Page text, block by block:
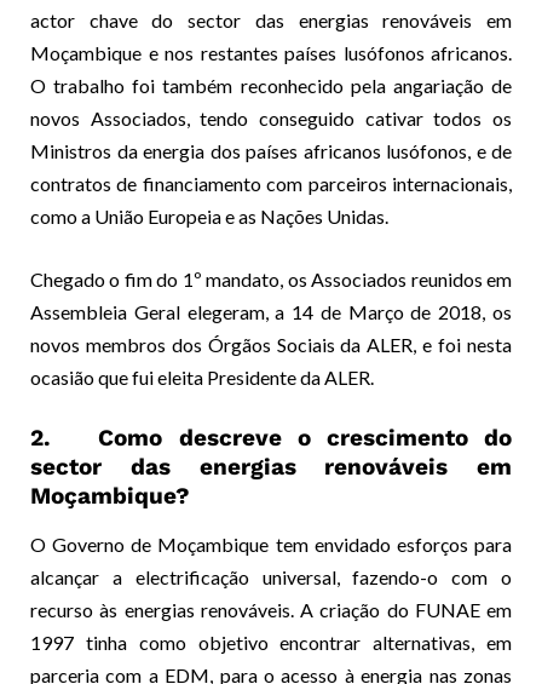
actor chave do sector das energias renováveis em
Moçambique e nos restantes países lusófonos africanos.
O trabalho foi também reconhecido pela angariação de
novos Associados, tendo conseguido cativar todos os
Ministros da energia dos países africanos lusófonos, e de
contratos de financiamento com parceiros internacionais,
como a União Europeia e as Nações Unidas.
Chegado o fim do 1º mandato, os Associados reunidos em
Assembleia Geral elegeram, a 14 de Março de 2018, os
novos membros dos Órgãos Sociais da ALER, e foi nesta
ocasião que fui eleita Presidente da ALER.
2. Como descreve o crescimento do
sector das energias renováveis em
Moçambique?
O Governo de Moçambique tem envidado esforços para
alcançar a electrificação universal, fazendo-o com o
recurso às energias renováveis. A criação do FUNAE em
1997 tinha como objetivo encontrar alternativas, em
parceria com a EDM, para o acesso à energia nas zonas